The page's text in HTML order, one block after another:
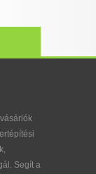
Segít a